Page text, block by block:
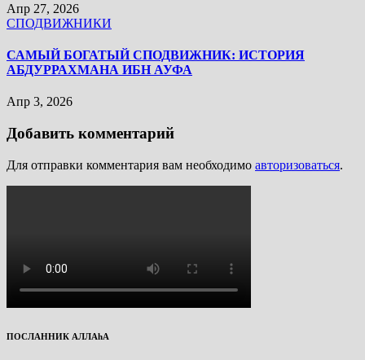
Апр 27, 2026
СПОДВИЖНИКИ
САМЫЙ БОГАТЫЙ СПОДВИЖНИК: ИСТОРИЯ
АБДУРРАХМАНА ИБН АУФА
Апр 3, 2026
Добавить комментарий
Для отправки комментария вам необходимо авторизоваться.
ПОСЛАННИК АЛЛАhА